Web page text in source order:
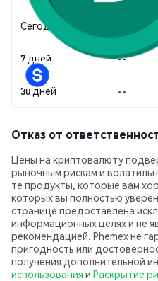
Сегодня
7 дней --
30 дней --
Отказ от
Цены на криптовалюту
рыночным рискам и
те продукты, которые вам
которых вы полностью
странице предоставлена
информационных целях и не
рекомендацией. Phemex не
пригодность или
получения дополнительной
использования и Раскрытие